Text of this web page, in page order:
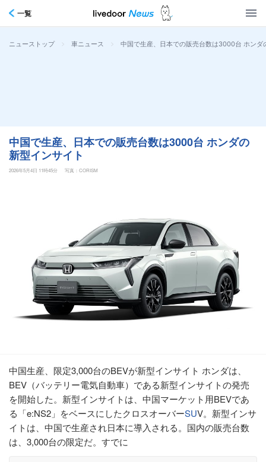
一覧
ニューストップ > 車ニュース > 中国で生産、日本での販売台数は3000台 ホンダ
中国で生産、日本での販売台数は3000台 ホンダの
新型インサイト
2026年5月4日 11時45分 写真：CORISM
中国生産、限定3,000台のBEVが新型インサイト ホンダは、
BEV（バッテリー電気自動車）である新型インサイトの発売
を開始した。新型インサイトは、中国マーケット用BEVであ
る「e:NS2」をベースにしたクロスオーバーSUV。新型インサ
イトは、中国で生産され日本に導入される。国内の販売台数
は、3,000台の限定だ。すでに